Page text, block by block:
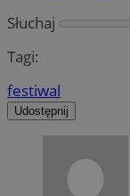
Słuchaj
Tagi:
festiwal
Udostępnij